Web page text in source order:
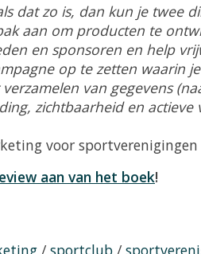
dat zo is, dan kun je
aan om producten te
en sponsoren en help
op te zetten waarin
van gegevens
zichtbaarheid en
voor sportverenigingen
aan van het boek!